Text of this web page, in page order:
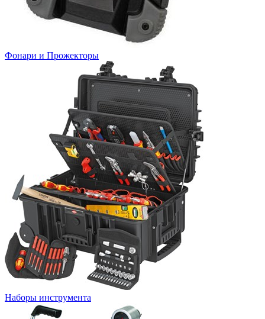
Фонари и Прожекторы
Наборы инструмента